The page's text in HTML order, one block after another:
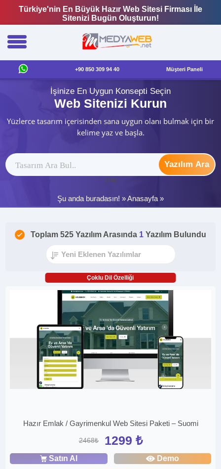
Türkiye'nin En Büyük Hazır Web Sitesi Firması İle
Sitenizi Bugün Oluşturun!
+90 850 309 94 40 Müşteri Paneli
İşinize En Uygun Konsepti Seçin
Web Sitenizi Kurun
Yüzlerce tasarım içerisinden sana uygun olanı bulmak için bir
kelime yaz ve başla.
Yazılım Ara
ytag
Şu anda buradasın! »Anasayfa »
Toplam 525 Yazılım Arasında 1 Yazılım Bulundu
Çoklu Dil Özelliği
Hazır Emlak / Gayrimenkul Web Sitesi Paketi – Suomi
2468₺ 1299 ₺
Satın Al Demo